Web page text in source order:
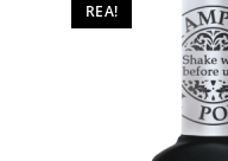
REA!